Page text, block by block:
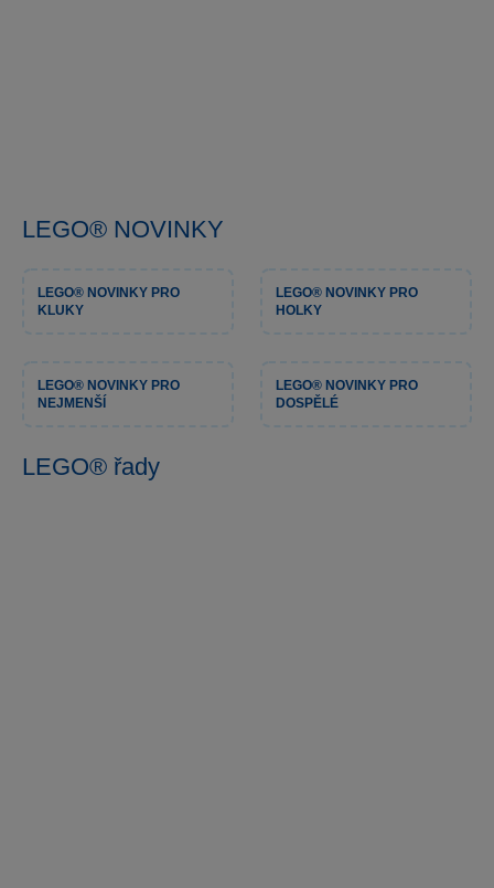
LEGO® NOVINKY
LEGO® NOVINKY PRO
KLUKY
LEGO® NOVINKY PRO
HOLKY
LEGO® NOVINKY PRO
NEJMENŠÍ
LEGO® NOVINKY PRO
DOSPĚLÉ
LEGO® řady